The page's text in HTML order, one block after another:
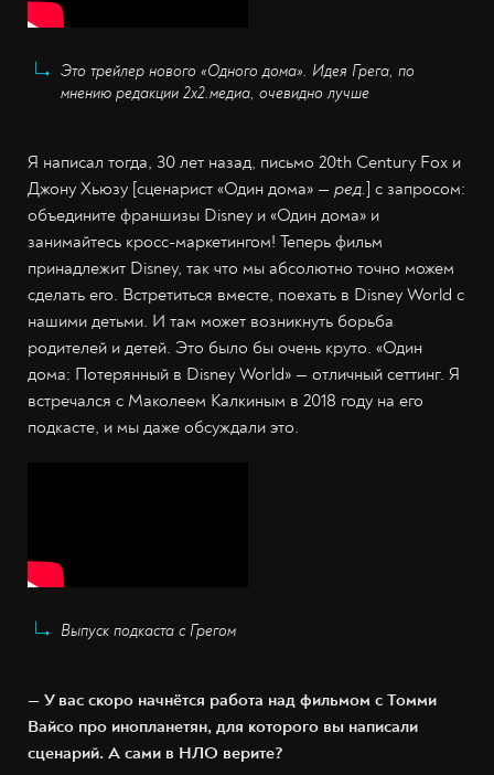
Это трейлер нового «Одного дома». Идея Грега, по
мнению редакции 2х2.медиа, очевидно лучше
Я написал тогда, 30 лет назад, письмо 20th Century Fox и
Джону Хьюзу [сценарист «Один дома» — ред.] с запросом:
объедините франшизы Disney и «Один дома» и
занимайтесь кросс-маркетингом! Теперь фильм
принадлежит Disney, так что мы абсолютно точно можем
сделать его. Встретиться вместе, поехать в Disney World с
нашими детьми. И там может возникнуть борьба
родителей и детей. Это было бы очень круто. «Один
дома: Потерянный в Disney World» — отличный сеттинг. Я
встречался с Маколеем Калкиным в 2018 году на его
подкасте, и мы даже обсуждали это.
Выпуск подкаста с Грегом
— У вас скоро начнётся работа над фильмом с Томми
Вайсо про инопланетян, для которого вы написали
сценарий. А сами в НЛО верите?